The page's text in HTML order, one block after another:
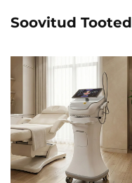
Soovitud Tooted